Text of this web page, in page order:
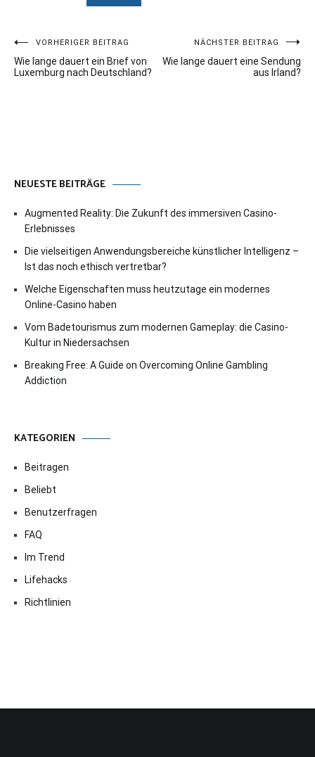
Beitragsnavigation
VORHERIGER BEITRAG
Wie lange dauert ein Brief von
Luxemburg nach Deutschland?
NÄCHSTER BEITRAG
Wie lange dauert eine Sendung
aus Irland?
NEUESTE BEITRÄGE
Augmented Reality: Die Zukunft des immersiven Casino-
Erlebnisses
Die vielseitigen Anwendungsbereiche künstlicher Intelligenz –
Ist das noch ethisch vertretbar?
Welche Eigenschaften muss heutzutage ein modernes
Online-Casino haben
Vom Badetourismus zum modernen Gameplay: die Casino-
Kultur in Niedersachsen
Breaking Free: A Guide on Overcoming Online Gambling
Addiction
KATEGORIEN
Beitragen
Beliebt
Benutzerfragen
FAQ
Im Trend
Lifehacks
Richtlinien